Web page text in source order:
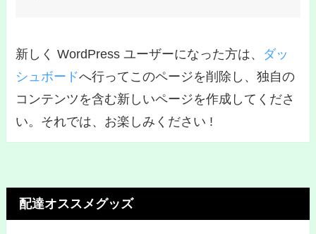
新しく WordPress ユーザーになった方は、 ダッ
シュボードへ行ってこのページを削除し、独自の
コンテンツを含む新しいページを作成してくださ
い。それでは、お楽しみください !
配達オススメグッズ